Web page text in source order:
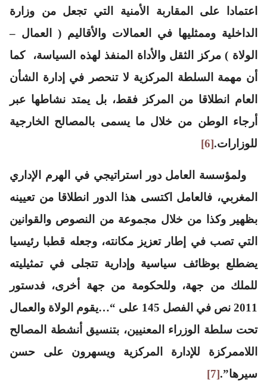
اعتمادا على المقاربة الأمنية التي تجعل من وزارة
الداخلية وممثليها في العمالات والأقاليم ( العمال –
الولاة ) مركز الثقل والأداة المنفذ لهذه السياسة، كما
أن مهمة السلطة المركزية لا تنحصر في إدارة الشأن
العام انطلاقا من المركز فقط، بل يمتد نشاطها عبر
أرجاء الوطن من خلال ما يسمى بالمصالح الخارجية
للوزارات.[6]
ولمؤسسة العامل دور استراتيجي في الهرم الإداري
المغربي، فالعامل اكتسى هذا الدور انطلاقا من تعيينه
بظهير وكذا من خلال مجموعة من النصوص والقوانين
التي تصب في إطار تعزيز مكانته، وجعله قطبا رئيسيا
يضطلع بوظائف سياسية وإدارية تتجلى في تمثيليته
للملك من جهة، وللحكومة من جهة أخرى، فدستور
2011 نص في الفصل 145 على “…يقوم الولاة والعمال
تحت سلطة الوزراء المعنيين، بتنسيق أنشطة المصالح
اللاممركزة للإدارة المركزية ويسهرون على حسن
سيرها”.[7]